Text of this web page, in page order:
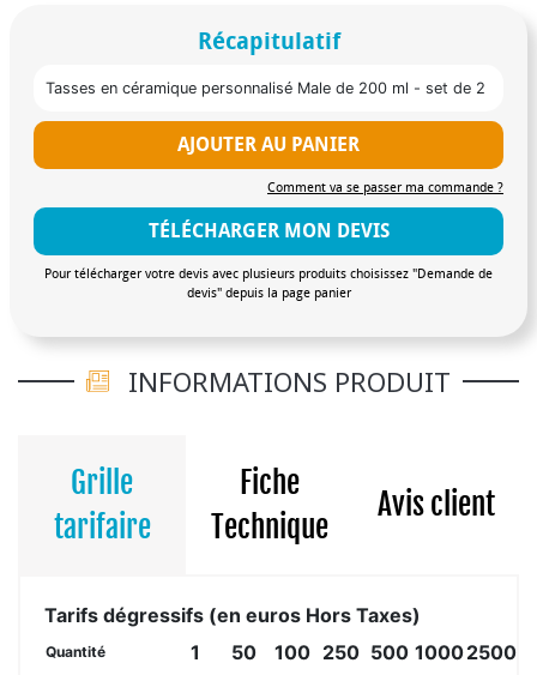
Récapitulatif
Tasses en céramique personnalisé Male de 200 ml - set de 2
AJOUTER AU PANIER
Comment va se passer ma commande ?
TÉLÉCHARGER MON DEVIS
Pour télécharger votre devis avec plusieurs produits choisissez "Demande de
devis" depuis la page panier
INFORMATIONS PRODUIT
Grille
tarifaire
Fiche
Technique
Avis client
Tarifs dégressifs (en euros Hors Taxes)
Quantité 1 50 100 250 500 10002500